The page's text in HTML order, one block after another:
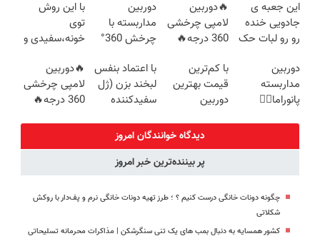
🔥 پرداخت
درب منزل
کننده خانگی
360°و سازگار با
اندروید و ios
برگردون
(40%off)
این جعبه ی
جادویی خنده
رو رو لبات حک
خرید40%تخفیف
🔥دوربین
لامپی چرخشی
360 درجه🔥
حرکتی
دوربین
مداربسته با
چرخش 360°
(ضمانت
تعویض +
پرداخت درب
با این روش
توی
خونه،سفیدی و
برگردون(40%off)
دوربین
مداربسته
پانوراما👈🏻
اندروید و ios
با کم‌ترین
قیمت بهترین
دوربین
بخر❗❗❗
با اعتماد بنفس
لبخند بزن (ژل
سفیدکننده
🔥دوربین
لامپی چرخشی
360 درجه🔥
تعویض
دیدگاه خوانندگان امروز
پر بیننده‌ترین خبر امروز
چگونه دونات خانگی درست کنیم ؟ ؛ طرز تهیه دونات خانگی نرم و پف‌دار با روکش
شکلاتی
کشور همسایه به دنبال بمب های یک تنی سنگرشکن | مذاکرات محرمانه تسلیحاتی